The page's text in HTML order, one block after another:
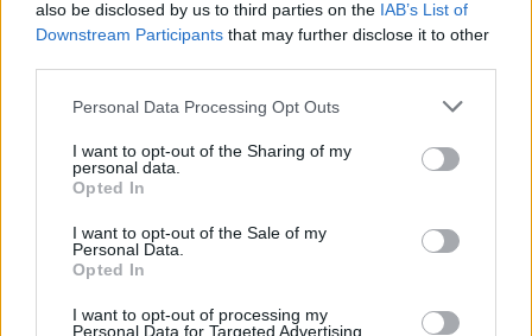
also be disclosed by us to third parties on the IAB’s List of
Downstream Participants that may further disclose it to other
Please note that this website/app uses one or more Google
not limited to your visit or usage behaviour. You may click to
grant or deny consent to Google and its third-party tags to
use your data for below specified purposes in below Google
consent section.
Personal Data Processing Opt Outs
I want to opt-out of the Sharing of my
personal data.
Opted In
I want to opt-out of the Sale of my
Personal Data.
Opted In
I want to opt-out of processing my
Personal Data for Targeted Advertising.
MAGAZINE
Contattaci
Cookie Policy
Privacy Policy
daytravel.it è una proprietà di AdHub Media S.r.l. — REA 2729933